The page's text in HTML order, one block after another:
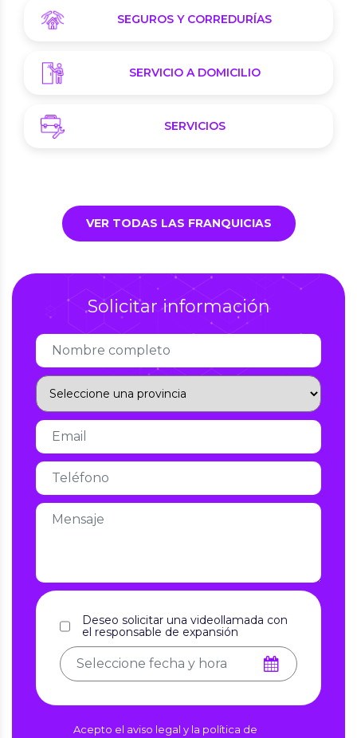
SEGUROS Y CORREDURÍAS
SERVICIO A DOMICILIO
SERVICIOS
VER TODAS LAS FRANQUICIAS
Solicitar información
Deseo solicitar una videollamada con
el responsable de expansión
Acepto el aviso legal y la política de